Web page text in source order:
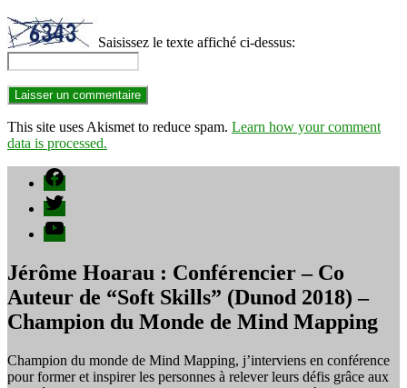
Saisissez le texte affiché ci-dessus:
This site uses Akismet to reduce spam. Learn how your comment
data is processed.
Facebook
Twitter
YouTube
Jérôme Hoarau : Conférencier – Co
Auteur de “Soft Skills” (Dunod 2018) –
Champion du Monde de Mind Mapping
Champion du monde de Mind Mapping, j’interviens en conférence
pour former et inspirer les personnes à relever leurs défis grâce aux